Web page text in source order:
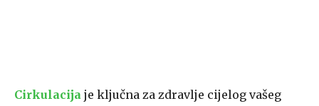
Cirkulacija je ključna za zdravlje cijelog vašeg